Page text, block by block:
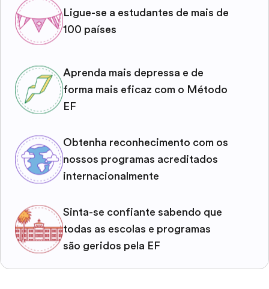
Ligue-se a estudantes de mais de
100 países
Aprenda mais depressa e de
forma mais eficaz com o Método
EF
Obtenha reconhecimento com os
nossos programas acreditados
internacionalmente
Sinta-se confiante sabendo que
todas as escolas e programas
são geridos pela EF